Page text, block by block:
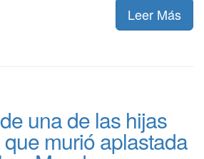
Leer Más
una de las hijas
murió aplastada